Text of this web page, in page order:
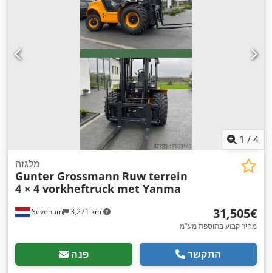
1 /4
Sevenum 3,271 km
מלגזה
Gunter Grossmann Ruw terrein
4 × 4 vorkheftruck met Yanma
‏31,505 ‏€
מחיר קבוע בתוספת מע"מ
פנה התקשר